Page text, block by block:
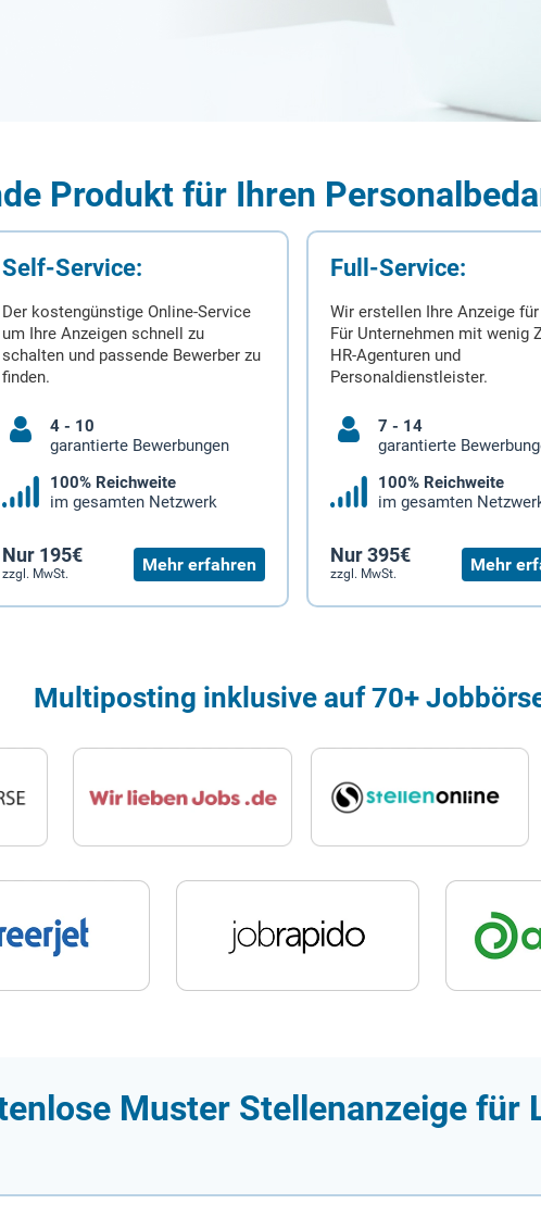
Produkt für Ihren
Self-Service:
Der kostengünstige Online-Service
um Ihre Anzeigen schnell zu
schalten und passende Bewerber zu
finden.
4 - 10
garantierte Bewerbungen
100% Reichweite
im gesamten Netzwerk
Nur 195€
zzgl. MwSt. Mehr erfahren
Full-Service:
Wir erstellen Ihre Anzeige
Für Unternehmen mit wenig
HR-Agenturen und
Personaldienstleister.
7 - 14
garantierte
100% Reichweite
im gesamten
Nur 395€
zzgl. MwSt. Mehr
Multiposting inklusive auf 70+
Muster Stellenanzeige für